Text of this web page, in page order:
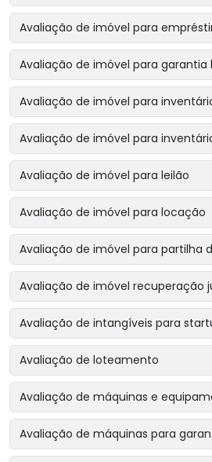
Avaliação de imóvel para
Avaliação de imóvel para garantia
Avaliação de imóvel para
Avaliação de imóvel para
Avaliação de imóvel para leilão
Avaliação de imóvel para locação
Avaliação de imóvel para partilha
Avaliação de imóvel recuperação
Avaliação de intangíveis para
Avaliação de loteamento
Avaliação de máquinas e
Avaliação de máquinas para